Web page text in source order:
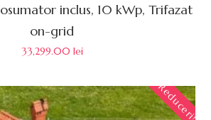
inclus, 10 kWp, Trifazat
on-grid
33,299.00 lei
Reduceri!